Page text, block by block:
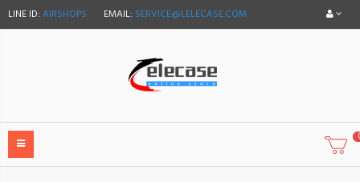
LINE ID: AIRSHOPS EMAIL: SERVICE@LELECASE.COM